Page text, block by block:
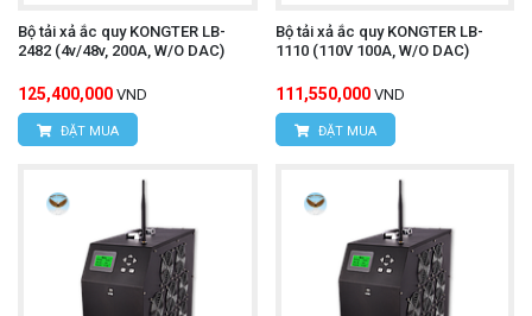
Bộ tải xả ắc quy KONGTER LB-
2482 (4v/48v, 200A, W/O DAC)
125,400,000 VND
ĐẶT MUA
Bộ tải xả ắc quy KONGTER LB-
1110 (110V 100A, W/O DAC)
111,550,000 VND
ĐẶT MUA